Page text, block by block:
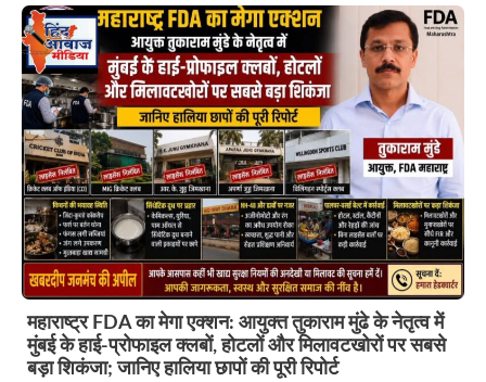
महाराष्ट्र FDA का मेगा एक्शन: आयुक्त तुकाराम मुंढे के नेतृत्व में
मुंबई के हाई-प्रोफाइल क्लबों, होटलों और मिलावटखोरों पर सबसे
बड़ा शिकंजा; जानिए हालिया छापों की पूरी रिपोर्ट